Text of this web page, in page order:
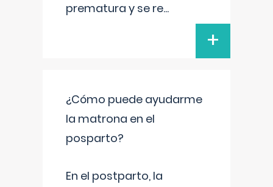
prematura y se re...
+
¿Cómo puede ayudarme
la matrona en el
posparto?
En el postparto, la